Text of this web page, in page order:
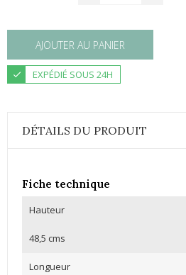
AJOUTER AU PANIER
EXPÉDIÉ SOUS 24H
DÉTAILS DU PRODUIT
Fiche technique
Hauteur
48,5 cms
Longueur